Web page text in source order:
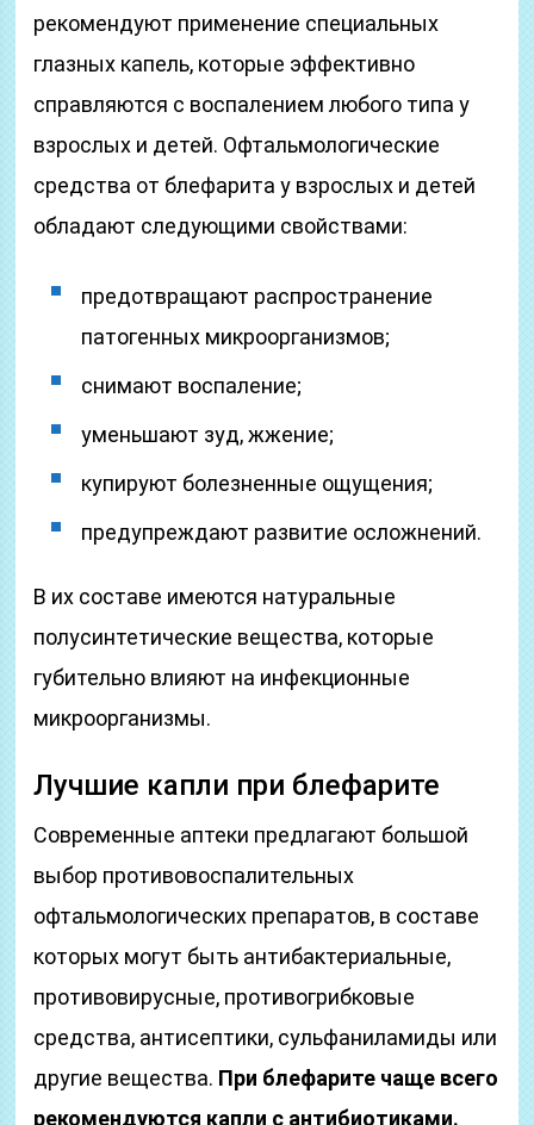
рекомендуют применение специальных
глазных капель, которые эффективно
справляются с воспалением любого типа у
взрослых и детей. Офтальмологические
средства от блефарита у взрослых и детей
обладают следующими свойствами:
предотвращают распространение
патогенных микроорганизмов;
снимают воспаление;
уменьшают зуд, жжение;
купируют болезненные ощущения;
предупреждают развитие осложнений.
В их составе имеются натуральные
полусинтетические вещества, которые
губительно влияют на инфекционные
микроорганизмы.
Лучшие капли при блефарите
Современные аптеки предлагают большой
выбор противовоспалительных
офтальмологических препаратов, в составе
которых могут быть антибактериальные,
противовирусные, противогрибковые
средства, антисептики, сульфаниламиды или
другие вещества. При блефарите чаще всего
рекомендуются капли с антибиотиками.